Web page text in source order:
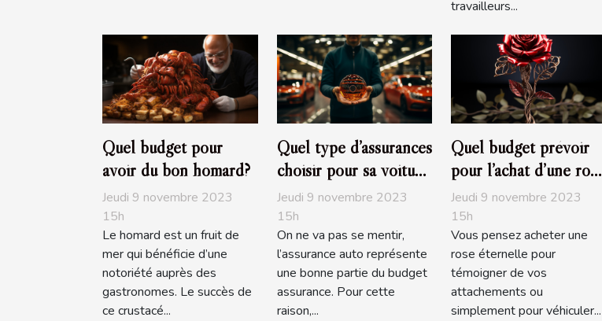
travailleurs...
Quel budget pour
avoir du bon homard?
Jeudi 9 novembre 2023
15h
Le homard est un fruit de
mer qui bénéficie d’une
notoriété auprès des
gastronomes. Le succès de
ce crustacé...
Quel type d’assurances
choisir pour sa voiture
?
Jeudi 9 novembre 2023
15h
On ne va pas se mentir,
l’assurance auto représente
une bonne partie du budget
assurance. Pour cette
raison,...
Quel budget prévoir
pour l’achat d’une rose
éternelle ?
Jeudi 9 novembre 2023
15h
Vous pensez acheter une
rose éternelle pour
témoigner de vos
attachements ou
simplement pour véhiculer...